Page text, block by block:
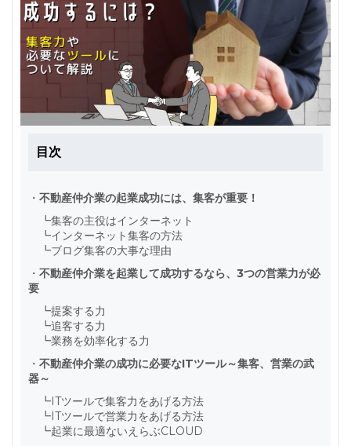
目次
・ 不動産仲介業の起業成功には、集客が重要！
┗集客の主役はインターネット
┗インターネット集客の方法
┗ブログ集客の大事な理由
・ 不動産仲介業を起業して成功するなら、3つの営業力が必
要
┗提案する力
┗追客する力
┗業務を効率化する力
・ 不動産仲介業の成功に必要なITツール～集客、営業の武
器～
┗ITツールで集客力をあげる方法
┗ITツールで営業力をあげる方法
┗起業に最適ないえらぶCLOUD